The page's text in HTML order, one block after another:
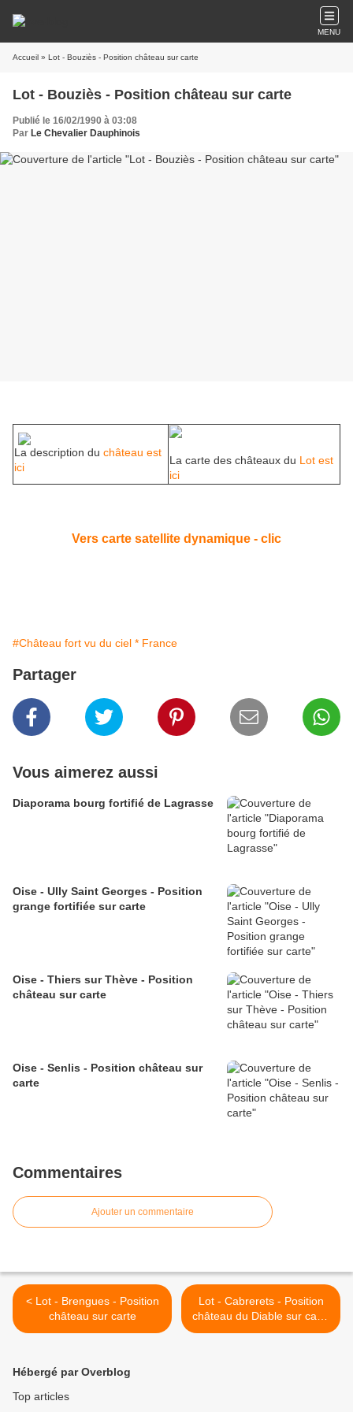
MENU
Accueil » Lot - Bouziès - Position château sur carte
Lot - Bouziès - Position château sur carte
Publié le 16/02/1990 à 03:08
Par Le Chevalier Dauphinois
La description du château est
ici
La carte des châteaux du Lot est
ici
Vers carte satellite dynamique - clic
#Château fort vu du ciel * France
Partager
Vous aimerez aussi
Diaporama bourg fortifié de Lagrasse
Oise - Ully Saint Georges - Position
grange fortifiée sur carte
Oise - Thiers sur Thève - Position
château sur carte
Oise - Senlis - Position château sur
carte
Commentaires
Ajouter un commentaire
< Lot - Brengues - Position
château sur carte
Lot - Cabrerets - Position
château du Diable sur carte
>
Hébergé par Overblog
Top articles